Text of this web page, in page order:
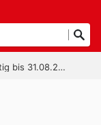
bis 31.08.2026